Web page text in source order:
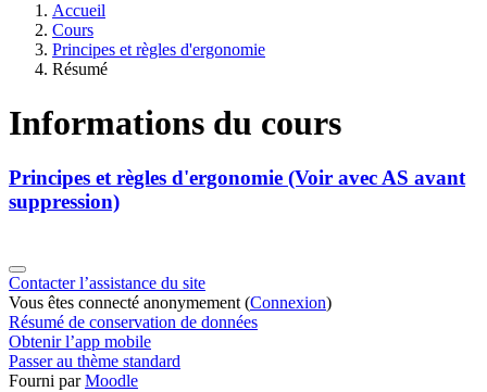
Accueil
Cours
Principes et règles d'ergonomie
Résumé
Informations du cours
Principes et règles d'ergonomie (Voir avec AS avant
suppression)
Contacter l’assistance du site
Vous êtes connecté anonymement (Connexion)
Résumé de conservation de données
Obtenir l’app mobile
Passer au thème standard
Fourni parMoodle